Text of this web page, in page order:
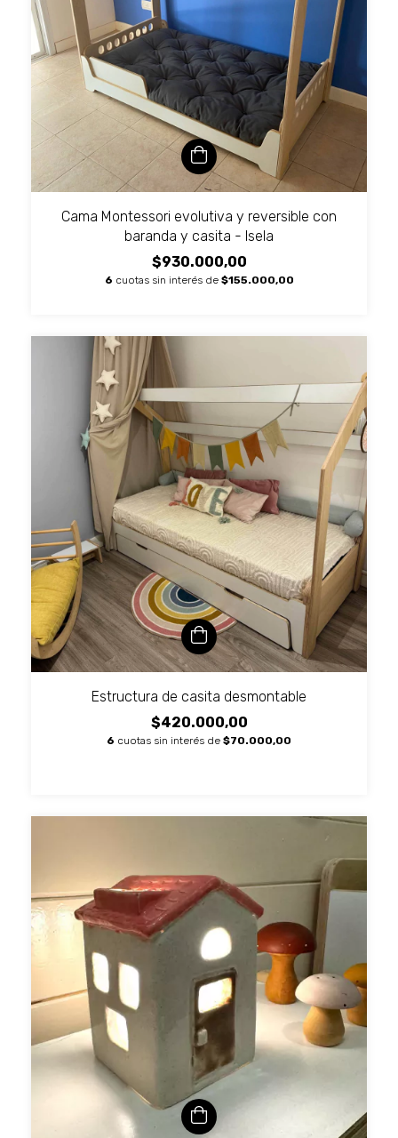
Cama Montessori evolutiva y reversible con
baranda y casita - Isela
$930.000,00
6 cuotas sin interés de $155.000,00
Estructura de casita desmontable
$420.000,00
6 cuotas sin interés de $70.000,00